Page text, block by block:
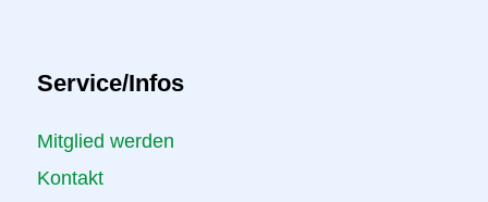
Service/Infos
Mitglied werden
Kontakt